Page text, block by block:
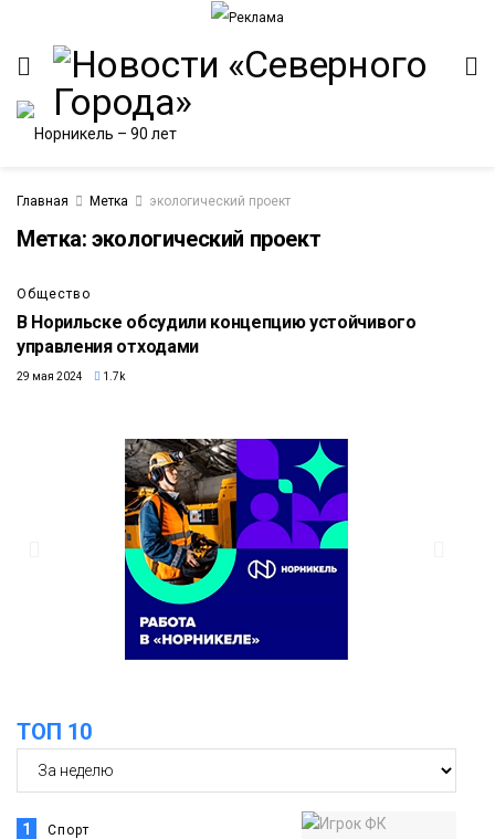
Главная Метка экологический проект
Метка:экологический проект
Общество
В Норильске обсудили концепцию устойчивого
управления отходами
29 мая 2024 1.7k
ТОП 10
1 Спорт